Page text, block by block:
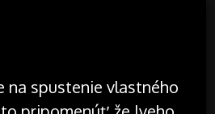
na spustenie vlastného